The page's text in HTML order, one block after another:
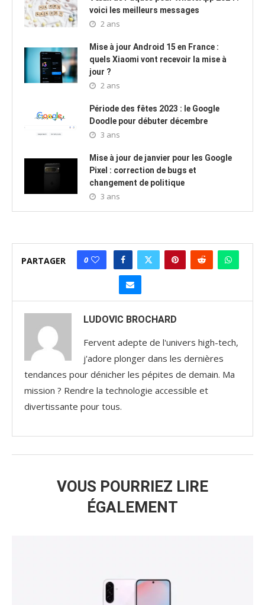
voici les meilleurs messages
2 ans
Mise à jour Android 15 en France :
quels Xiaomi vont recevoir la mise à
jour ?
2 ans
Période des fêtes 2023 : le Google
Doodle pour débuter décembre
3 ans
Mise à jour de janvier pour les Google
Pixel : correction de bugs et
changement de politique
3 ans
PARTAGER 0
LUDOVIC BROCHARD
Fervent adepte de l'univers high-tech,
j'adore plonger dans les dernières
tendances pour dénicher les pépites de demain. Ma
mission ? Rendre la technologie accessible et
divertissante pour tous.
VOUS POURRIEZ LIRE
ÉGALEMENT